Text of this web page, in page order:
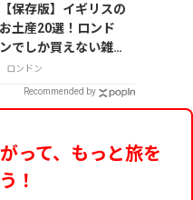
【保存版】イギリスの
お土産20選！ロンド
ンでしか買えない雑
貨/お菓子/紅茶まで徹
底紹介
ロンドン
Recommended by
って、もっと旅を
！